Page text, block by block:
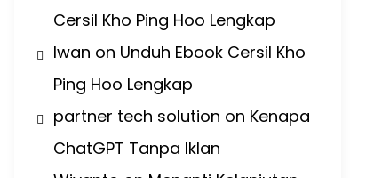
Cersil Kho Ping Hoo Lengkap
Iwan on Unduh Ebook Cersil Kho
Ping Hoo Lengkap
partner tech solution on Kenapa
ChatGPT Tanpa Iklan